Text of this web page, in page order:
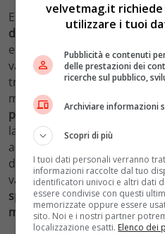
Eppure, resta aperta la
dell’evento . Secondo diversi
era dietro le quinte
valutare l’opportunità di
tratta solo di tutelare
ma anche di
persona
Selvaggia Lucarelli,
lasciato intendere che certe
all’altezza della situazione,
dibattito, insomma, si è
vanno oltre il caso specifico:
spettacolo, lapressione
mostrarsi fragili, anche
velvetmag.it
utilizzare i tuoi
Pubblicità e contenuti
delle prestazioni dei
ricerche sul pubblico,
Archiviare informazioni
Scopri di più
I tuoi dati personali verranno
informazioni raccolte dal tuo
identificatori univoci e altri dati
essere condivise con questi
memorizzate oppure essere
sito. Noi e i nostri partner
localizzazione esatti. Elenco dei